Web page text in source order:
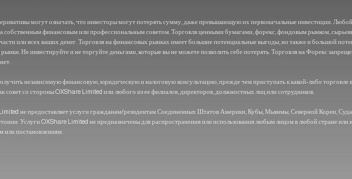
могут означать, что инвесторы могут потерять сумму, даже превышающую их первоначальные инвестиции.
собственным финансовым или профессиональным советом. Торговля ценными бумагами, форекс, фондовым рынком,
или всех ваших денег. Торговля на финансовых рынках имеет большие потенциальные выгоды, но также и большой
Не инвестируйте и не торгуйте деньгами, которые вы не можете позволить себе потерять. Торговля на Форекс
независимую финансовую, юридическую и налоговую консультацию, прежде чем приступать к какой-либо
совет со стороны OXShare Limited или любого из ее филиалов, директоров, должностных лиц или сотрудников.
не предоставляет услуги гражданам/резидентам Соединенных Штатов Америки, Кубы, Мьянмы, Северной Кореи,
Услуги OXShare Limited не предназначены для распространения или использования любым лицом в любой стране или
или постановлениям.